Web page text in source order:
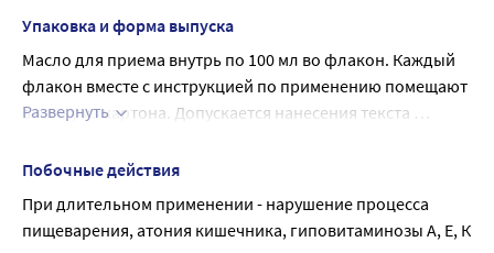
Нельзя применять в качестве слабительного средства
(фосфором, бензолом и др.) и при лечении глистной
инвазии экстрактом мужского папоротника
Влияние на способность управлять транспортными
Применение препарата не влияет на выполнение
потенциально опасных видов деятельности, требующих
особого внимания и быстрых реакций (управление
Упаковка и форма выпуска
Масло для приема внутрь по 100 мл во флакон. Каждый
флакон вместе с инструкцией по применению помещают
в пачку из картона. Допускается нанесения текста
Развернуть
Побочные действия
При длительном применении - нарушение процесса
пищеварения, атония кишечника, гиповитаминозы А, Е, К